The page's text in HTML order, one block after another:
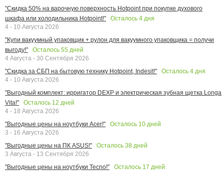
"Скидка 50% на варочную поверхность Hotpoint при покупке духового
шкафа или холодильника Hotpoint!"
Осталось 4 дня
4 - 10 Августа 2026
"Купи вакуумный упаковщик + рулон для вакуумного упаковщика = получи
выгоду!"
Осталось 55 дней
4 Августа - 30 Сентября 2026
"Скидка за СБП на бытовую технику Hotpoint, Indesit!"
Осталось 4 дня
4 - 10 Августа 2026
"Выгодный комплект: ирригатор DEXP и электрическая зубная щетка Longa
Vita!"
Осталось 12 дней
4 - 18 Августа 2026
"Выгодные цены на ноутбуки Acer!"
Осталось 10 дней
3 - 16 Августа 2026
"Выгодные цены на ПК ASUS!"
Осталось 38 дней
3 Августа - 13 Сентября 2026
"Выгодные цены на ноутбуки Tecno!"
Осталось 17 дней